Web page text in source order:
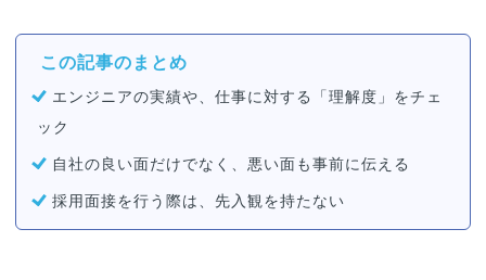
この記事のまとめ
エンジニアの実績や、仕事に対する「理解度」をチェ
ック
自社の良い面だけでなく、悪い面も事前に伝える
採用面接を行う際は、先入観を持たない